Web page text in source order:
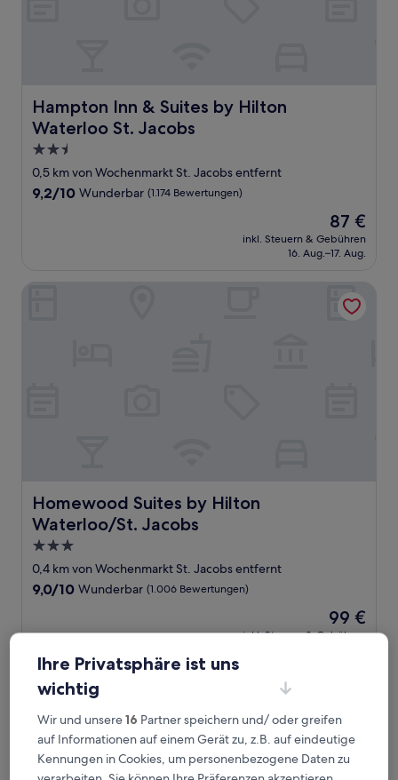
Hampton Inn & Suites by Hilton
Waterloo St. Jacobs
Hampton Inn & Suites by Hilton Waterloo St. Jacobs
2.5-
Sterne-
Unterkunft
0,5 km von Wochenmarkt St. Jacobs entfernt
9.2
9,2/10 Wunderbar (1.174 Bewertungen)
Der
Preis
beträgt
87 €
inkl. Steuern & Gebühren
16. Aug.–17. Aug.
Homewood Suites by Hilton
Waterloo/St. Jacobs
Homewood Suites by Hilton Waterloo/St. Jacobs
3.0-
Sterne-
Unterkunft
0,4 km von Wochenmarkt St. Jacobs entfernt
9.0
Wunderbar,
Bewertungen)
9,0/10 Wunderbar (1.006 Bewertungen)
Der
Preis
99 €
inkl. Steuern & Gebühren
Courtyard by Marriott Waterloo St. Jacobs
Ihre Privatsphäre ist uns
wichtig
Wir und unsere16 Partner speichern und/ oder greifen
auf Informationen auf einem Gerät zu, z.B. auf eindeutige
Kennungen in Cookies, um personenbezogene Daten zu